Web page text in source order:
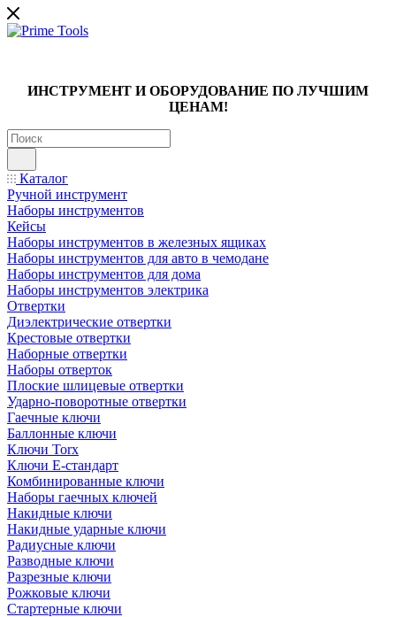
ИНСТРУМЕНТ И ОБОРУДОВАНИЕ ПО ЛУЧШИМ
ЦЕНАМ!
Каталог
Ручной инструмент
Наборы инструментов
Кейсы
Наборы инструментов в железных ящиках
Наборы инструментов для авто в чемодане
Наборы инструментов для дома
Наборы инструментов электрика
Отвертки
Диэлектрические отвертки
Крестовые отвертки
Наборные отвертки
Наборы отверток
Плоские шлицевые отвертки
Ударно-поворотные отвертки
Гаечные ключи
Баллонные ключи
Ключи Torx
Ключи Е-стандарт
Комбинированные ключи
Наборы гаечных ключей
Накидные ключи
Накидные ударные ключи
Радиусные ключи
Разводные ключи
Разрезные ключи
Рожковые ключи
Стартерные ключи